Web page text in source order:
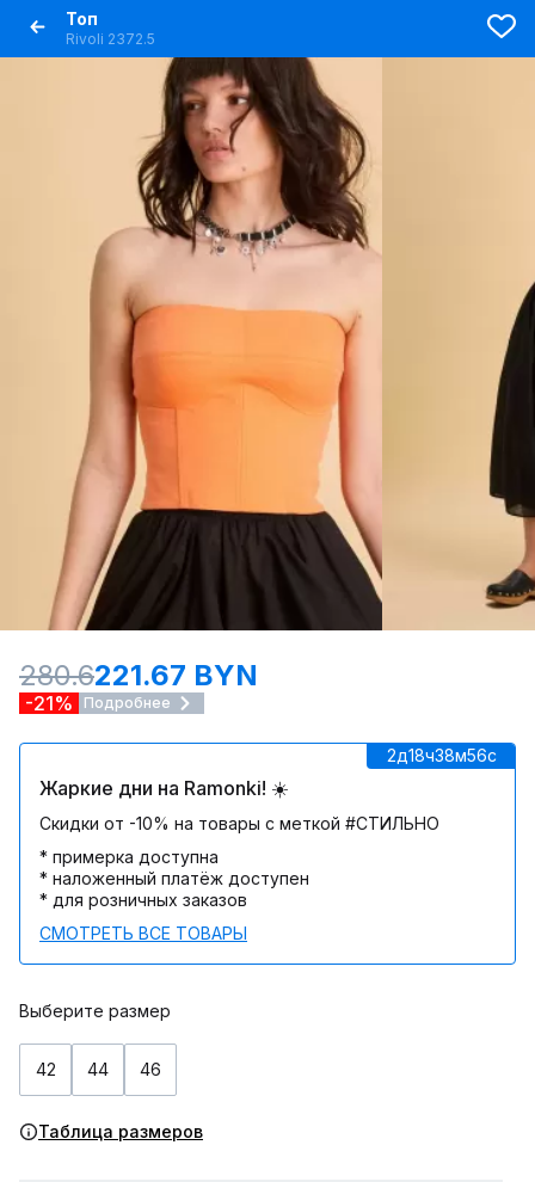
Топ
Rivoli 2372.5
280.6221.67 BYN
-21% Подробнее
2д18ч38м56c
Жаркие дни на Ramonki! ☀️
Скидки от -10% на товары с меткой #СТИЛЬНО
* примерка доступна
* наложенный платёж доступен
* для розничных заказов
СМОТРЕТЬ ВСЕ ТОВАРЫ
Выберите размер
42 44 46
Таблица размеров